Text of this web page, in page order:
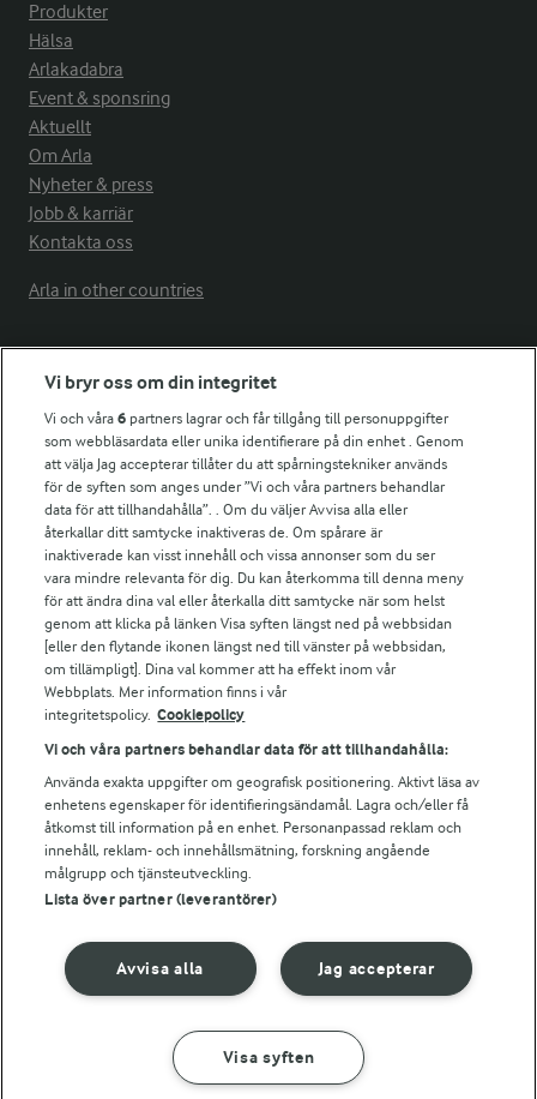
Produkter
Hälsa
Arlakadabra
Event & sponsring
Aktuellt
Om Arla
Nyheter & press
Jobb & karriär
Kontakta oss
Arla in other countries
Fler Arlasajter
För ägare
Arlas kundportal
Arla.com
Falbygdens Ost
Arla webbshop
Bildbank
Följ oss
© 2026 Arla Foods
Integritetspolicy
Vi bryr oss om din integritet
Vi och våra6 partners lagrar och får tillgång till personuppgifter
som webbläsardata eller unika identifierare på din enhet . Genom
att välja Jag accepterar tillåter du att spårningstekniker används
för de syften som anges under ”Vi och våra partners behandlar
data för att tillhandahålla”. . Om du väljer Avvisa alla eller
återkallar ditt samtycke inaktiveras de. Om spårare är
inaktiverade kan visst innehåll och vissa annonser som du ser
vara mindre relevanta för dig. Du kan återkomma till denna meny
för att ändra dina val eller återkalla ditt samtycke när som helst
genom att klicka på länken Visa syften längst ned på webbsidan
[eller den flytande ikonen längst ned till vänster på webbsidan,
om tillämpligt]. Dina val kommer att ha effekt inom vår
Webbplats. Mer information finns i vår
integritetspolicy. Cookiepolicy
Vi och våra partners behandlar data för att tillhandahålla:
Använda exakta uppgifter om geografisk positionering. Aktivt läsa av
enhetens egenskaper för identifieringsändamål. Lagra och/eller få
åtkomst till information på en enhet. Personanpassad reklam och
innehåll, reklam- och innehållsmätning, forskning angående
målgrupp och tjänsteutveckling.
Lista över partner (leverantörer)
Jag accepterar
Avvisa alla
Visa syften